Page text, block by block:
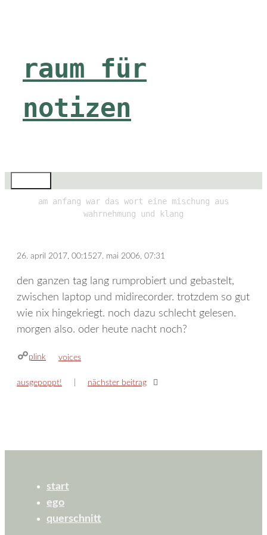
raum für
notizen
am anfang war das wort eine mischung aus
wahrnehmung und klang
26. april 2017, 00:1527. mai 2006, 07:31
den ganzen tag lang rumprobiert und gebastelt,
zwischen laptop und midirecorder. trotzdem so gut
wie nix hingekriegt. noch dazu schlecht gelesen.
morgen also. oder heute nacht noch?
plink kategorien
voices
ausgepoppt! nächster beitrag
start
ego
querschnitt